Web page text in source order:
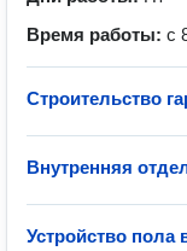
Время работы: с
Строительство
Внутренняя
Устройство пола